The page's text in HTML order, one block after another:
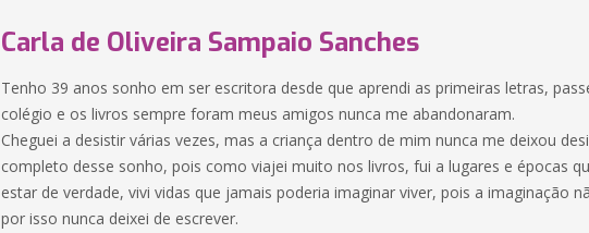
Carla de Oliveira Sampaio Sanches
Tenho 39 anos sonho em ser escritora desde que aprendi as primeiras letras,
colégio e os livros sempre foram meus amigos nunca me abandonaram.
Cheguei a desistir várias vezes, mas a criança dentro de mim nunca me deixou
completo desse sonho, pois como viajei muito nos livros, fui a lugares e épocas
estar de verdade, vivi vidas que jamais poderia imaginar viver, pois a imaginação
por isso nunca deixei de escrever.